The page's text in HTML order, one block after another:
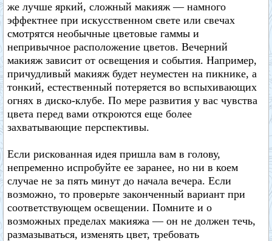
же лучше яркий, сложный макияж — намного
эффектнее при искусственном свете или свечах
смотрятся необычные цветовые гаммы и
непривычное расположение цветов. Вечерний
макияж зависит от освещения и события. Например,
причудливый макияж будет неуместен на пикнике, а
тонкий, естественный потеряется во вспыхивающих
огнях в диско-клубе. По мере развития у вас чувства
цвета перед вами откроются еще более
захватывающие перспективы.
Если рискованная идея пришла вам в голову,
непременно испробуйте ее заранее, но ни в коем
случае не за пять минут до начала вечера. Если
возможно, то проверьте законченный вариант при
соответствующем освещении. Помните и о
возможных пределах макияжа — он не должен течь,
размазываться, изменять цвет, требовать